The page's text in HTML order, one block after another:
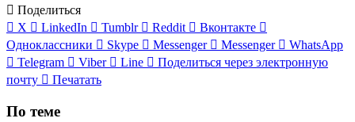
Поделиться
X
LinkedIn Tumblr Reddit
Вконтакте
Одноклассники
Skype Messenger Messenger
WhatsApp
Telegram
Viber Line
Поделиться через электронную
почту
Печатать
По теме